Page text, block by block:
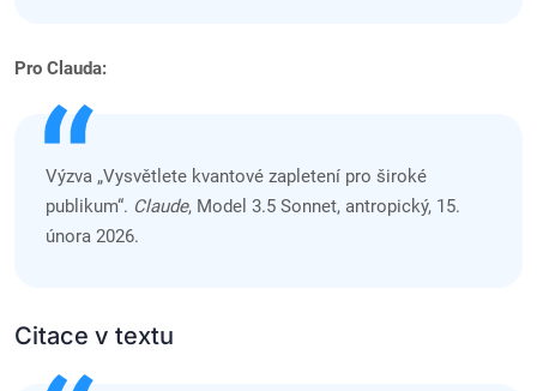
Pro Clauda:
Výzva „Vysvětlete kvantové zapletení pro široké
publikum“. Claude, Model 3.5 Sonnet, antropický, 15.
února 2026.
Citace v textu